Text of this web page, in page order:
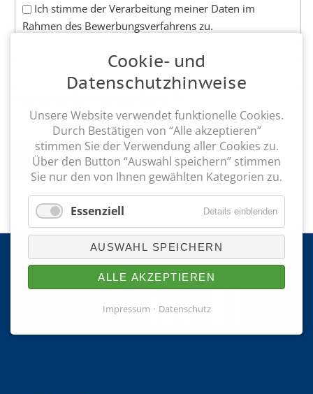
Ich stimme der Verarbeitung meiner Daten im
Rahmen des Bewerbungsverfahrens zu.
BEWERBUNG JETZT ABSENDEN!
Cookie- und
Datenschutzhinweise
Unsere Website verwendet funktionelle Cookies.
Durch Bestätigen von “Alle akzeptieren”
stimmen Sie der Verwendung aller Cookies zu.
Über den Button “Auswahl speichern” stimmen
Sie nur den von Ihnen gewählten Kategorien zu.
Essenziell Details einblenden
AUSWAHL SPEICHERN
ALLE AKZEPTIEREN
Impressum Datenschutz